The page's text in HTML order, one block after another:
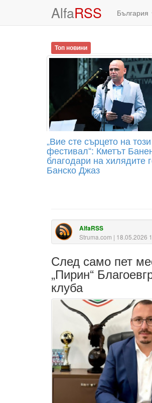
AlfaRSS България
Топ новини
„Вие сте сърцето на този
фестивал“: Кметът
благодари на хилядите
Банско Джаз
AlfaRSS
Struma.com | 18.05.2026
След само пет
„Пирин“
клуба